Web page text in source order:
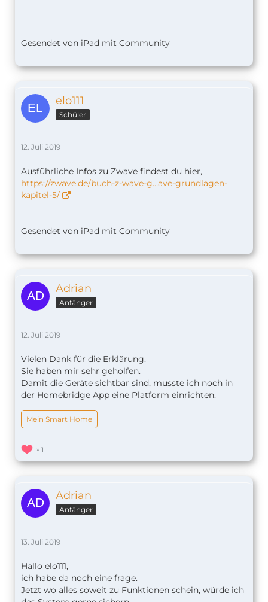
Gesendet von iPad mit Community
elo111
Schüler
12. Juli 2019
Ausführliche Infos zu Zwave findest du hier,
https://zwave.de/buch-z-wave-g…ave-grundlagen-
kapitel-5/
Gesendet von iPad mit Community
Adrian
Anfänger
12. Juli 2019
Vielen Dank für die Erklärung.
Sie haben mir sehr geholfen.
Damit die Geräte sichtbar sind, musste ich noch in
der Homebridge App eine Platform einrichten.
Mein Smart Home
1
Adrian
Anfänger
13. Juli 2019
Hallo elo111,
ich habe da noch eine frage.
Jetzt wo alles soweit zu Funktionen schein, würde ich